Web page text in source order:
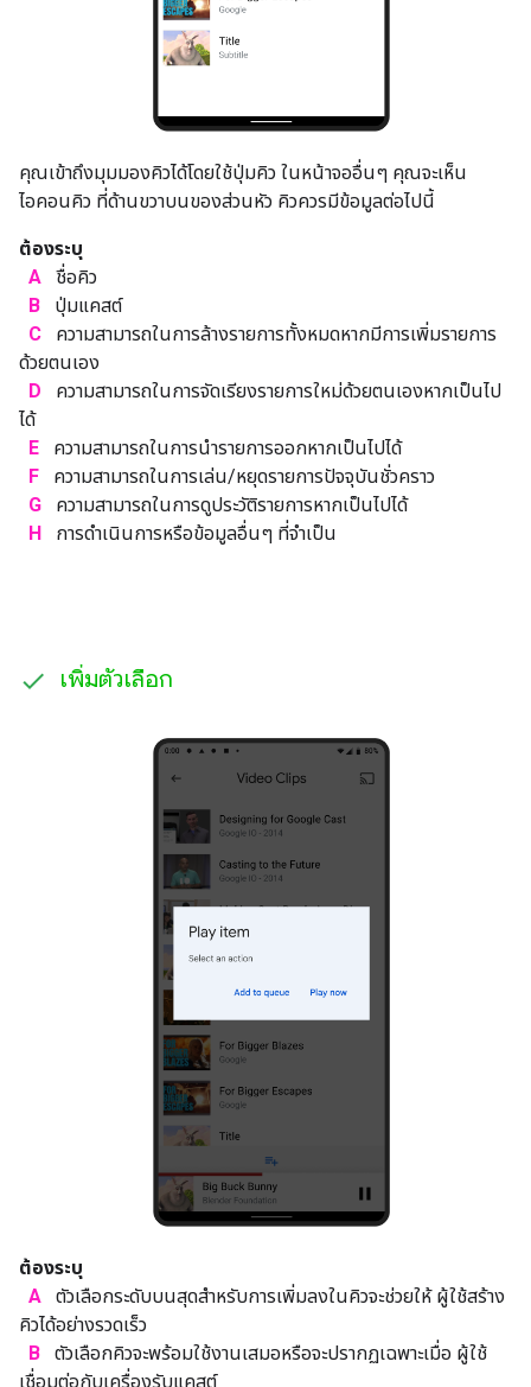
คุณเข้าถึงมุมมองคิวได้โดยใช้ปุ่มคิว ในหน้าจออื่นๆ คุณจะเห็น
ไอคอนคิว ที่ด้านขวาบนของส่วนหัว คิวควรมีข้อมูลต่อไปนี้
ต้องระบุ
A
ชื่อคิว
B
ปุ่มแคสต์
C
ความสามารถในการล้างรายการทั้งหมดหากมีการเพิ่มรายการ
ด้วยตนเอง
D
ความสามารถในการจัดเรียงรายการใหม่ด้วยตนเองหากเป็นไป
ได้
E
ความสามารถในการนำรายการออกหากเป็นไปได้
F
ความสามารถในการเล่น/หยุดรายการปัจจุบันชั่วคราว
G
ความสามารถในการดูประวัติรายการหากเป็นไปได้
H
การดำเนินการหรือข้อมูลอื่นๆ ที่จำเป็น
เพิ่มตัวเลือก
ต้องระบุ
A
ตัวเลือกระดับบนสุดสำหรับการเพิ่มลงในคิวจะช่วยให้ ผู้ใช้สร้าง
คิวได้อย่างรวดเร็ว
B
ตัวเลือกคิวจะพร้อมใช้งานเสมอหรือจะปรากฏเฉพาะเมื่อ ผู้ใช้
เชื่อมต่อกับเครื่องรับแคสต์